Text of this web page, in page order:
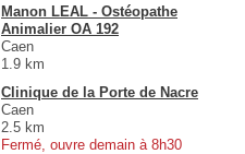
Manon LEAL - Ostéopathe
Animalier OA 192
Caen
1.9 km
Clinique de la Porte de Nacre
Caen
2.5 km
Fermé, ouvre demain à 8h30